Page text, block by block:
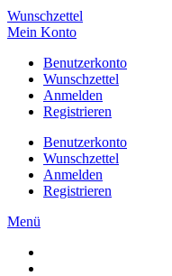
Wunschzettel
Mein Konto
Benutzerkonto
Wunschzettel
Anmelden
Registrieren
Benutzerkonto
Wunschzettel
Anmelden
Registrieren
Menü